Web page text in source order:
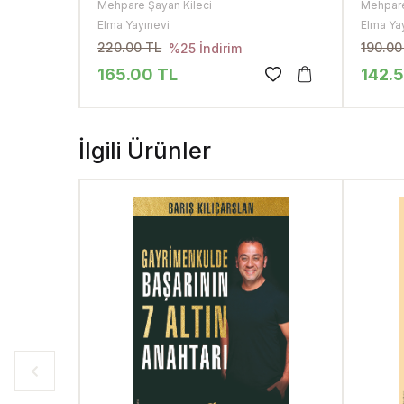
Mehpare Şayan Kileci
Elma Yayınevi
220.00 TL %25 İndirim
165.00 TL
Elma
İlgili Ürünler